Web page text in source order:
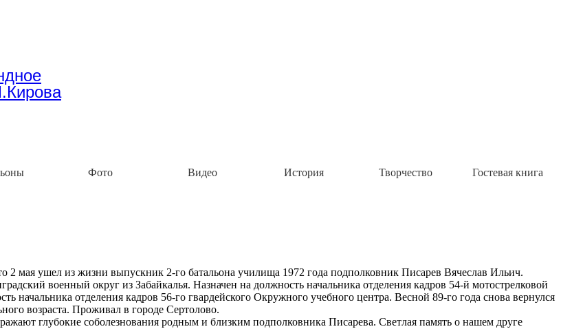
Фото Видео История Творчество Гостевая книга
мая ушел из жизни выпускник 2-го батальона училища 1972 года подполковник Писарев Вячеслав Ильич.
военный округ из Забайкалья. Назначен на должность начальника отделения кадров 54-й мотострелковой
начальника отделения кадров 56-го гвардейского Окружного учебного центра. Весной 89-го года снова вернулся
возраста. Проживал в городе Сертолово.
глубокие соболезнования родным и близким подполковника Писарева. Светлая память о нашем друге